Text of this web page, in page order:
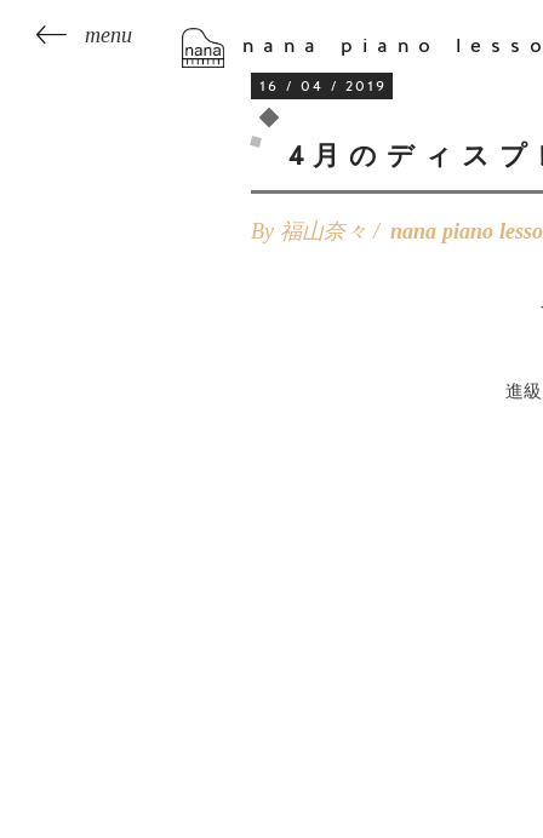
nana piano
16 / 04 / 2019
4月のディス
By 福山奈々 / nana piano
進